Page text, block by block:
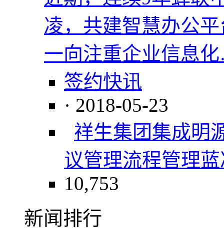
凌，共建智慧办公
一向注重企业信息
签约快讯
· 2018-05-23
祥生集团集成明
议管理流程管理
10,753
新闻排行